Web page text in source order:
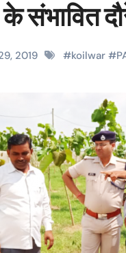
संभावित
2019 #koilwar #